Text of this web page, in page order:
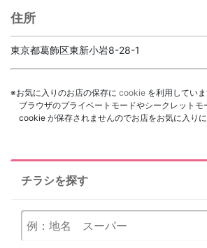
住所
東京都葛飾区東新小岩8-28-1
※お気に入りのお店の保存に cookie を利用していま
ブラウザのプライベートモードやシークレットモ
cookie が保存されませんのでお店をお気に入りに
チラシを探す